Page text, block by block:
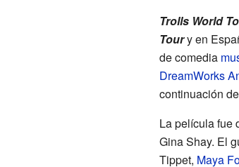
Trolls World
Toury en
de comedia
DreamWorks
continuación
La película fue
Gina Shay. El
Tippet, Maya